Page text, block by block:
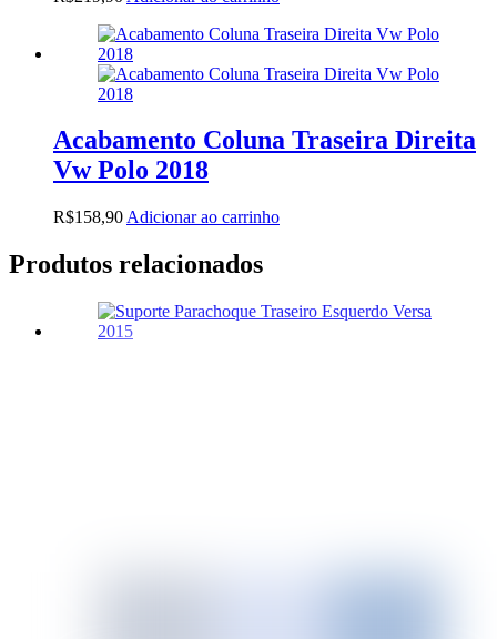
Acabamento Coluna Traseira Direita
Vw Polo 2018
R$158,90 Adicionar ao carrinho
Produtos relacionados